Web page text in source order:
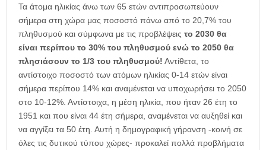
Τα άτομα ηλικίας άνω των 65 ετών αντιπροσωπεύουν
σήμερα στη χώρα μας ποσοστό πάνω από το 20,7% του
πληθυσμού και σύμφωνα με τις προβλέψεις το 2030 θα
είναι περίπου το 30% του πληθυσμού ενώ το 2050 θα
πλησιάσουν το 1/3 του πληθυσμού! Αντίθετα, το
αντίστοιχο ποσοστό των ατόμων ηλικίας 0-14 ετών είναι
σήμερα περίπου 14% και αναμένεται να υποχωρήσει το 2050
στο 10-12%. Αντίστοιχα, η μέση ηλικία, που ήταν 26 έτη το
1951 και που είναι 44 έτη σήμερα, αναμένεται να αυξηθεί και
να αγγίξει τα 50 έτη. Αυτή η δημογραφική γήρανση -κοινή σε
όλες τις δυτικού τύπου χώρες- προκαλεί πολλά προβλήματα